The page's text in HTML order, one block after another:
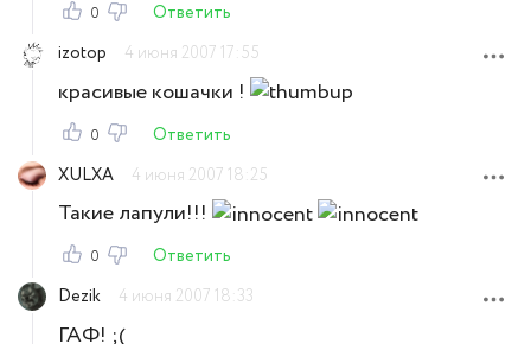
0
Ответить
izotop
4 июня 2007 17:55
красивые кошачки !
0
Ответить
XULXA
4 июня 2007 18:25
Такие лапули!!!
0
Ответить
Dezik
4 июня 2007 18:33
ГАФ! ;(